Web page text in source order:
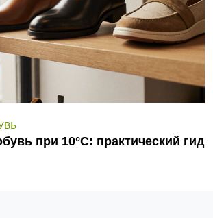
при 10°C: практический гид